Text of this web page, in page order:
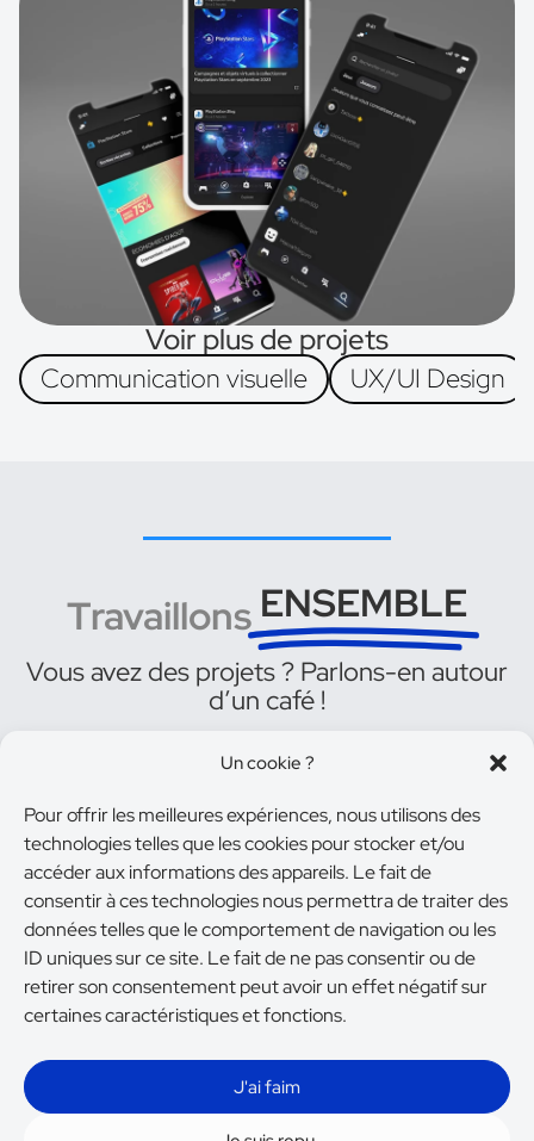
Un cookie ?
Pour offrir les meilleures expériences, nous utilisons des
technologies telles que les cookies pour stocker et/ou
accéder aux informations des appareils. Le fait de
consentir à ces technologies nous permettra de traiter des
données telles que le comportement de navigation ou les
ID uniques sur ce site. Le fait de ne pas consentir ou de
retirer son consentement peut avoir un effet négatif sur
certaines caractéristiques et fonctions.
J'ai faim
Chat
Voir plus de projets
Communication visuelle UX/UI Design
Travaillons ENSEMBLE
Vous avez des projets ? Parlons-en autour
d’un café !
Je prends contact
On reste en contact ?
Services Portfolio
À propos
Blog
Contact CGV